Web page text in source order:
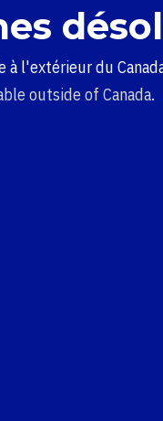
à l'extérieur du
outside of Canada.